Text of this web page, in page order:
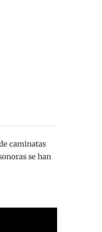
caminatas
se han